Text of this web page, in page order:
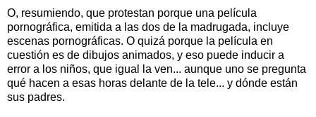
O, resumiendo, que protestan porque una película
pornográfica, emitida a las dos de la madrugada, incluye
escenas pornográficas. O quizá porque la película en
cuestión es de dibujos animados, y eso puede inducir a
error a los niños, que igual la ven... aunque uno se pregunta
qué hacen a esas horas delante de la tele... y dónde están
sus padres.